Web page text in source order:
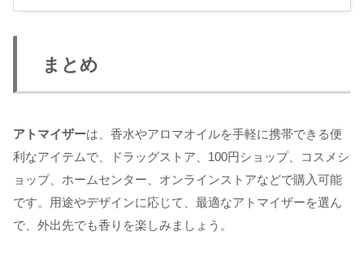
まとめ
アトマイザーは、香水やアロマオイルを手軽に携帯できる便
利なアイテムで、ドラッグストア、100円ショップ、コスメシ
ョップ、ホームセンター、オンラインストアなどで購入可能
です。用途やデザインに応じて、最適なアトマイザーを選ん
で、外出先でも香りを楽しみましょう。